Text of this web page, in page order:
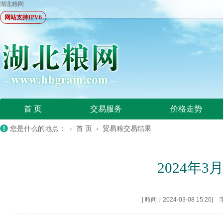
湖北粮网
网站支持IPV6
首 页 交易服务 价格走势
您是什么的地点： › 首 页 › 贸易粮交易结果
2024年3
時间：2024-03-08 15:20